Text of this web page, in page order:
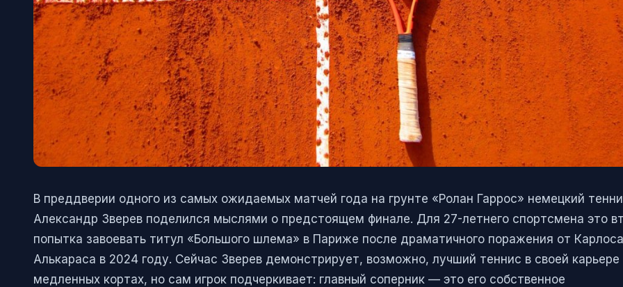
В преддверии одного из самых ожидаемых матчей года на грунте «Ролан Гаррос» немецкий
Александр Зверев поделился мыслями о предстоящем финале. Для 27-летнего спортсмена это
попытка завоевать титул «Большого шлема» в Париже после драматичного поражения от Карлоса
Алькараса в 2024 году. Сейчас Зверев демонстрирует, возможно, лучший теннис в своей карьере
медленных кортах, но сам игрок подчеркивает: главный соперник — это его собственное